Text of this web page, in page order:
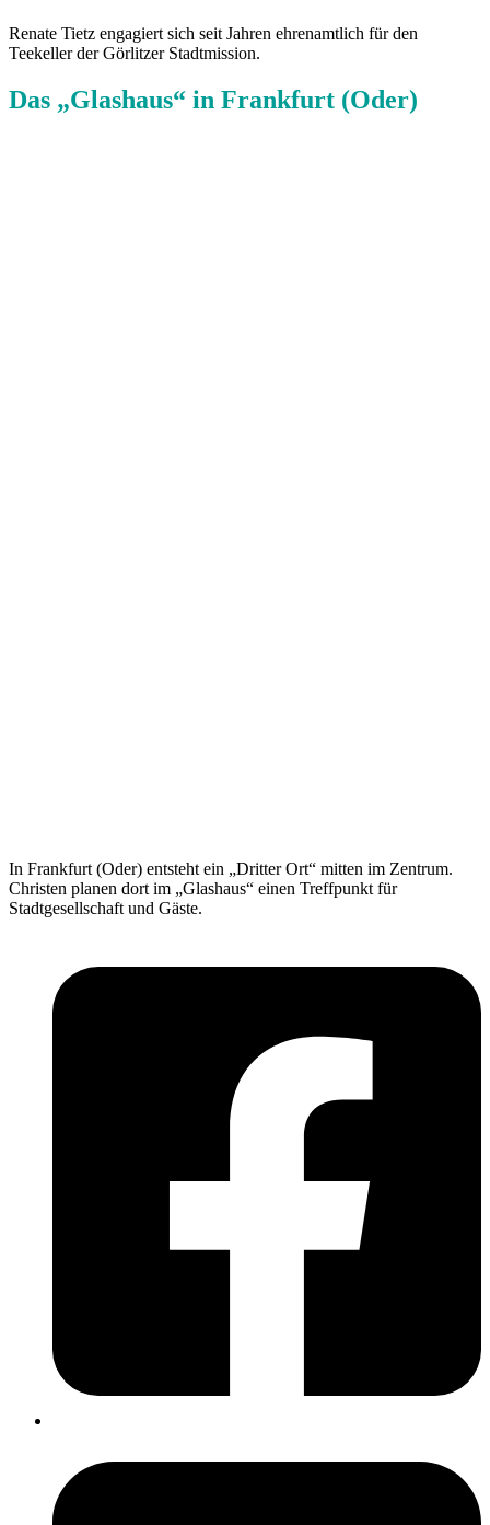
Renate Tietz engagiert sich seit Jahren ehrenamtlich für den
Teekeller der Görlitzer Stadtmission.
Das „Glashaus“ in Frankfurt (Oder)
In Frankfurt (Oder) entsteht ein „Dritter Ort“ mitten im Zentrum.
Christen planen dort im „Glashaus“ einen Treffpunkt für
Stadtgesellschaft und Gäste.